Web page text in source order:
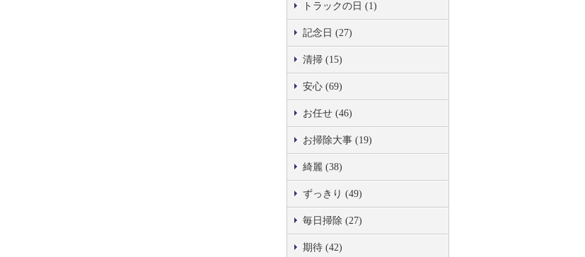
トラックの日 (1)
記念日 (27)
清掃 (15)
安心 (69)
お任せ (46)
お掃除大事 (19)
綺麗 (38)
ずっきり (49)
毎日掃除 (27)
期待 (42)